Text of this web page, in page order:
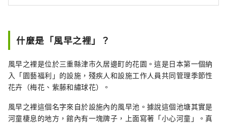
什麼是「風早之裡」？
風早之裡是位於三重縣津市久居邊町的花園。這是日本第一個納
入「園藝福利」的設施，殘疾人和設施工作人員共同管理季節性
花卉（梅花、紫藤和繡球花）。
風早之裡這個名字來自於設施內的風早池。據說這個池塘其實是
河童棲息的地方，館內有一塊牌子，上面寫著「小心河童」。真